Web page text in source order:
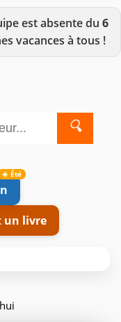
est absente du 6
vacances à tous !
🔍
un livre